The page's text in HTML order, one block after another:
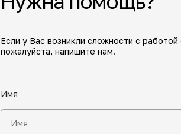
Если у Вас возникли сложности с
пожалуйста, напишите нам.
Имя